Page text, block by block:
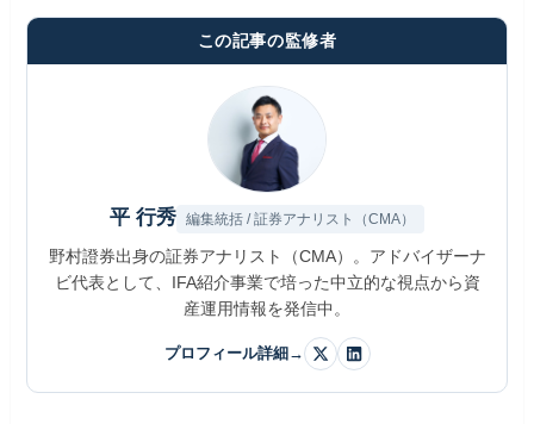
この記事の監修者
平 行秀 編集統括 / 証券アナリスト（CMA）
野村證券出身の証券アナリスト（CMA）。アドバイザーナ
ビ代表として、IFA紹介事業で培った中立的な視点から資
産運用情報を発信中。
プロフィール詳細→